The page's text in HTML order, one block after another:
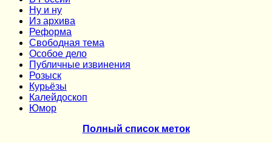
Ну и ну
Из архива
Реформа
Cвободная тема
Особое дело
Публичные извинения
Розыск
Курьёзы
Калейдоскоп
Юмор
Полный список меток